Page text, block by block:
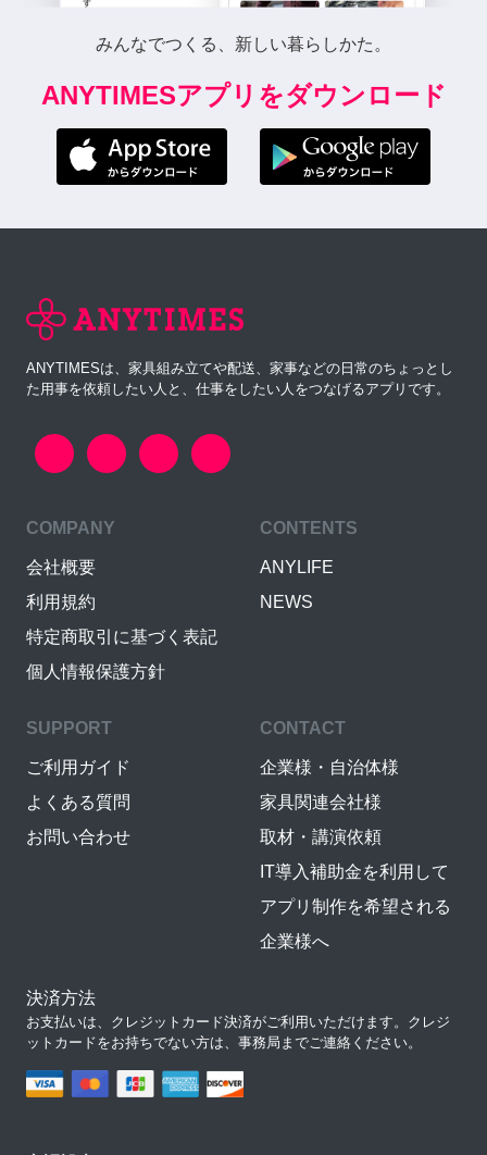
みんなでつくる、新しい暮らしかた。
ANYTIMESアプリをダウンロード
ANYTIMESは、家具組み立てや配送、家事などの日常のちょっとし
た用事を依頼したい人と、仕事をしたい人をつなげるアプリです。
COMPANY
会社概要
利用規約
特定商取引に基づく表記
個人情報保護方針
CONTENTS
ANYLIFE
NEWS
SUPPORT
ご利用ガイド
よくある質問
お問い合わせ
CONTACT
企業様・自治体様
家具関連会社様
取材・講演依頼
IT導入補助金を利用して
アプリ制作を希望される
企業様へ
決済方法
お支払いは、クレジットカード決済がご利用いただけます。クレジ
ットカードをお持ちでない方は、事務局までご連絡ください。